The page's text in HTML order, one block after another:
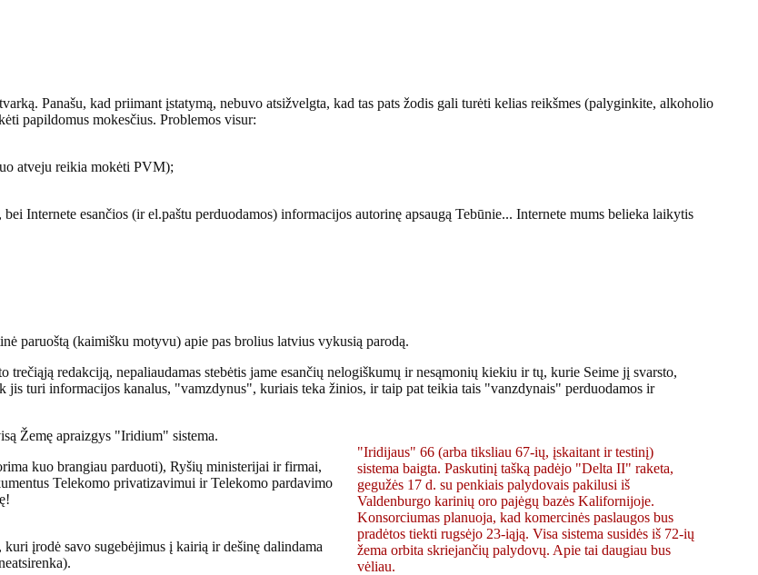
Panašu, kad priimant įstatymą, nebuvo atsižvelgta, kad tas pats žodis gali turėti kelias reikšmes (palyginkite, alkoholio
papildomus mokesčius. Problemos visur:
atveju reikia mokėti PVM);
Internete esančios (ir el.paštu perduodamos) informacijos autorinę apsaugą Tebūnie... Internete mums belieka laikytis
paruoštą (kaimišku motyvu) apie pas brolius latvius vykusią parodą.
redakciją, nepaliaudamas stebėtis jame esančių nelogiškumų ir nesąmonių kiekiu ir tų, kurie Seime jį svarsto,
turi informacijos kanalus, "vamzdynus", kuriais teka žinios, ir taip pat teikia tais "vanzdynais" perduodamos ir
"Iridijaus" 66 (arba tiksliau 67-ių, įskaitant ir testinį)
sistema baigta. Paskutinį tašką padėjo "Delta II" raketa,
gegužės 17 d. su penkiais palydovais pakilusi iš
Valdenburgo karinių oro pajėgų bazės Kalifornijoje.
Konsorciumas planuoja, kad komercinės paslaugos bus
pradėtos tiekti rugsėjo 23-iąją. Visa sistema susidės iš 72-ių
žema orbita skriejančių palydovų. Apie tai daugiau bus
vėliau.
Žemę apraizgys "Iridium" sistema.
kuo brangiau parduoti), Ryšių ministerijai ir firmai,
Telekomo privatizavimui ir Telekomo pardavimo
įrodė savo sugebėjimus į kairią ir dešinę dalindama